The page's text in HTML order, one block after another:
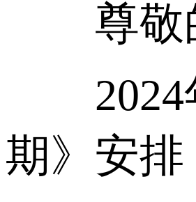
尊敬
2024年
期》安